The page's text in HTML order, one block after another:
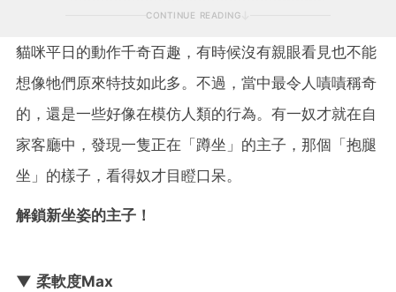
CONTINUE READING
貓咪平日的動作千奇百趣，有時候沒有親眼看見也不能
想像牠們原來特技如此多。不過，當中最令人嘖嘖稱奇
的，還是一些好像在模仿人類的行為。有一奴才就在自
家客廳中，發現一隻正在「蹲坐」的主子，那個「抱腿
坐」的樣子，看得奴才目瞪口呆。
解鎖新坐姿的主子！
▼ 柔軟度Max